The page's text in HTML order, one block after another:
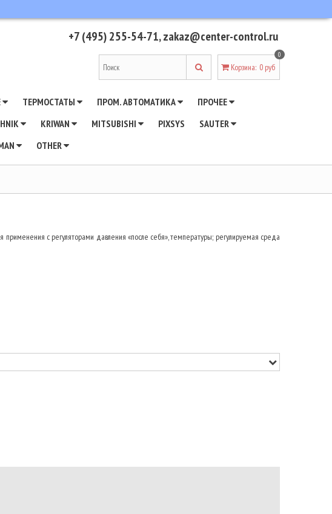
+7 (495) 255-54-71,zakaz@center-control.ru
Корзина:
0
0 руб
ТЕРМОСТАТЫ ПРОМ. АВТОМАТИКА
ПРОЧЕЕ
KRIWAN MITSUBISHI PIXSYS
SAUTER
OTHER
применения с регуляторами давления «после себя», температуры; регулируемая среда